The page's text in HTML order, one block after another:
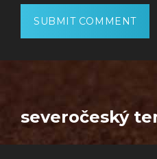
severočeský